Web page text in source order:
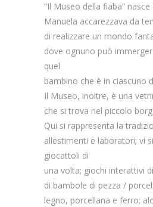
“Il Museo della fiaba”
Manuela accarezzava da
di realizzare un mondo
dove ognuno può
quel
bambino che è in ciascuno
Il Museo, inoltre, è una
che si trova nel piccolo
Qui si rappresenta la
allestimenti e laboratori; vi
giocattoli di
una volta; giochi interattivi
di bambole di pezza /
legno, porcellana e ferro;